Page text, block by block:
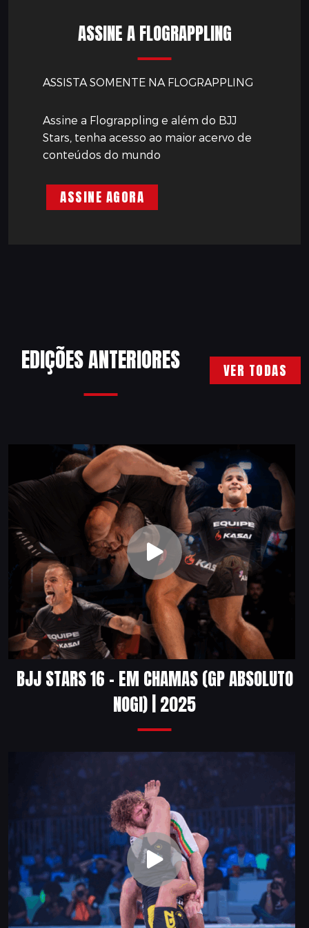
ASSINE A FLOGRAPPLING
ASSISTA SOMENTE NA FLOGRAPPLING
Assine a Flograppling e além do BJJ
Stars, tenha acesso ao maior acervo de
conteúdos do mundo
ASSINE AGORA
EDIÇÕES ANTERIORES VER TODAS
BJJ STARS 16 – EM CHAMAS (GP ABSOLUTO
NOGI) | 2025